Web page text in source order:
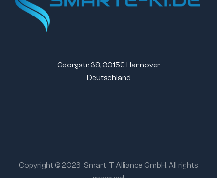
Georgstr. 38, 30159 Hannover
Deutschland
Copyright © 2026 Smart IT Alliance GmbH. All rights